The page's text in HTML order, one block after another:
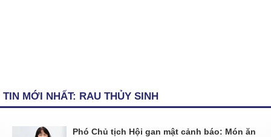
TIN MỚI NHẤT: RAU THỦY SINH
Phó Chủ tịch Hội gan mật cảnh báo: Món ăn